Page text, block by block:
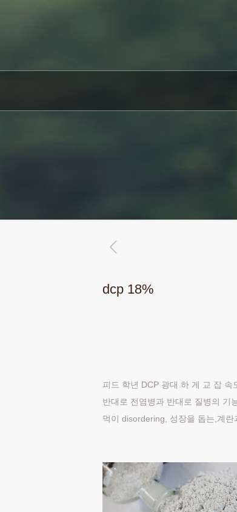
dcp 18%
피드 학년 DCP 광대 하 게 교 잡
반대로 전염병과 반대로 질병의 기
먹이 disordering, 성장을 돕는,계란